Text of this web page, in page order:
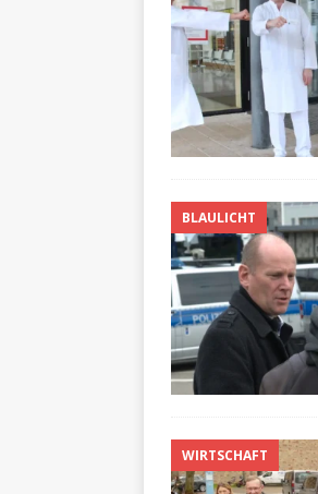
BLAULICHT
WIRTSCHAFT